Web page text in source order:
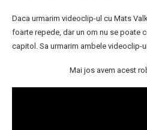
Daca urmarim videoclip-ul cu Mats
foarte repede, dar un om nu se poate
capitol. Sa urmarim ambele videoclip-
Mai jos avem acest